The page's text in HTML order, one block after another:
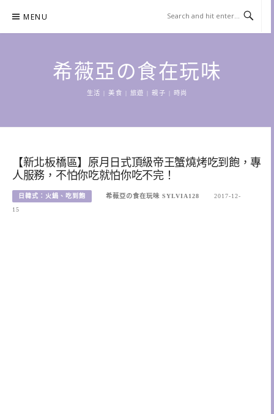
content
MENU
希薇亞の食在玩味
生活 | 美食 | 旅遊 | 親子 | 時尚
【新北板橋區】原月日式頂級帝王蟹燒烤吃到飽，專
人服務，不怕你吃就怕你吃不完！
日韓式：火鍋、吃到飽 希薇亞の食在玩味 SYLVIA128
2017-12-
15